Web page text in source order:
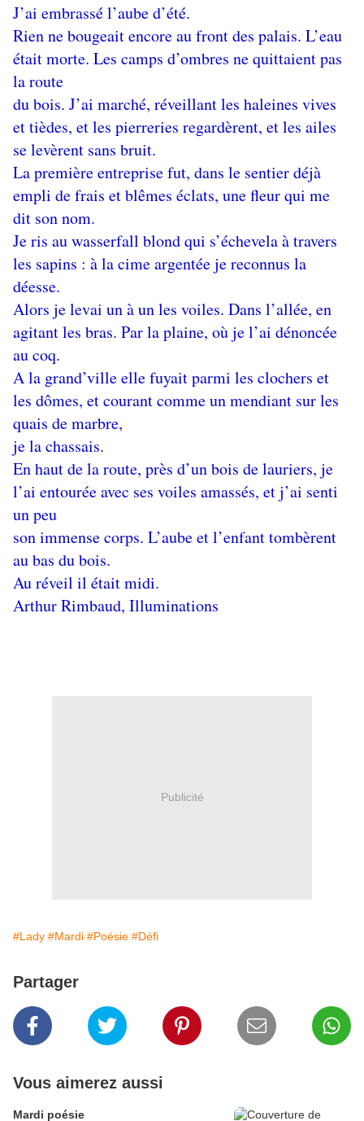
J’ai embrassé l’aube d’été.
Rien ne bougeait encore au front des palais. L’eau
était morte. Les camps d’ombres ne quittaient pas
la route
du bois. J’ai marché, réveillant les haleines vives
et tièdes, et les pierreries regardèrent, et les ailes
se levèrent sans bruit.
La première entreprise fut, dans le sentier déjà
empli de frais et blêmes éclats, une fleur qui me
dit son nom.
Je ris au wasserfall blond qui s’échevela à travers
les sapins : à la cime argentée je reconnus la
déesse.
Alors je levai un à un les voiles. Dans l’allée, en
agitant les bras. Par la plaine, où je l’ai dénoncée
au coq.
A la grand’ville elle fuyait parmi les clochers et
les dômes, et courant comme un mendiant sur les
quais de marbre,
je la chassais.
En haut de la route, près d’un bois de lauriers, je
l’ai entourée avec ses voiles amassés, et j’ai senti
un peu
son immense corps. L’aube et l’enfant tombèrent
au bas du bois.
Au réveil il était midi.
Arthur Rimbaud, Illuminations
Publicité
#Lady #Mardi #Poésie #Défi
Partager
Vous aimerez aussi
Mardi poésie